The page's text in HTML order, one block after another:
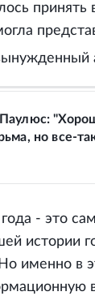
но все-
- это
истории
именно в